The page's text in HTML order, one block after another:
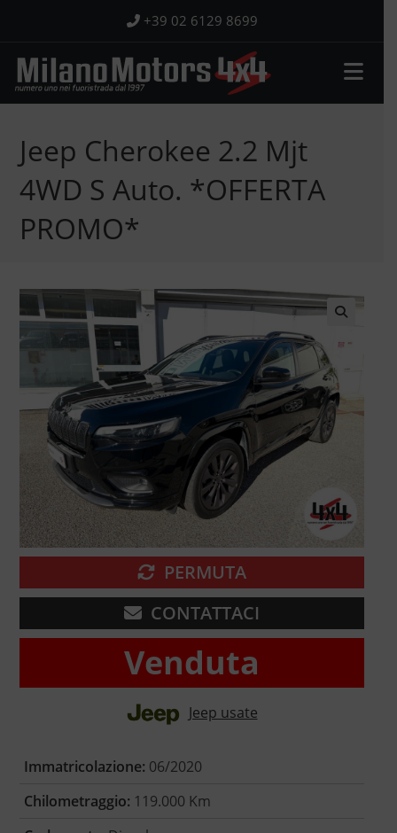
contenuto
+39 02 6129 8699
Jeep Cherokee 2.2 Mjt
4WD S Auto. *OFFERTA
PROMO*
PERMUTA
CONTATTACI
Venduta
Jeep usate
Immatricolazione: 06/2020
Chilometraggio: 119.000 Km